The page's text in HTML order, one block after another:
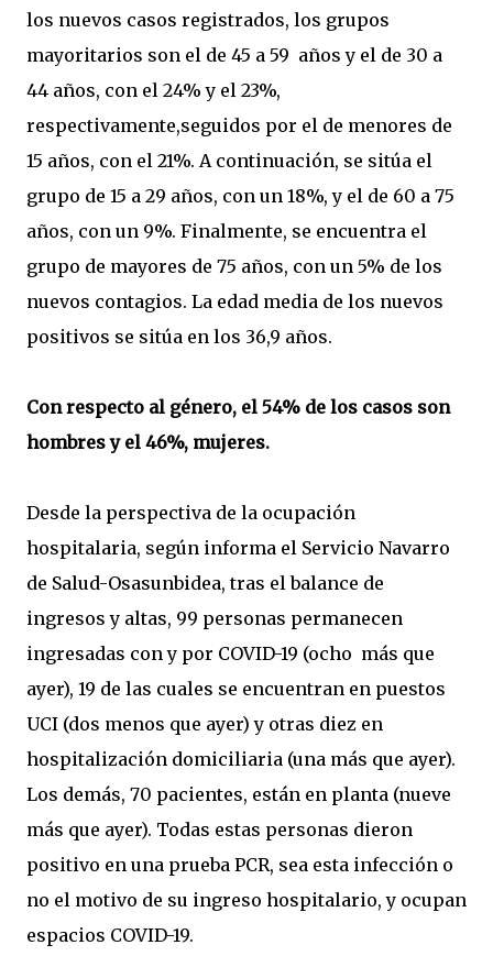
los nuevos casos registrados, los grupos
mayoritarios son el de 45 a 59 años y el de 30 a
44 años, con el 24% y el 23%,
respectivamente,seguidos por el de menores de
15 años, con el 21%. A continuación, se sitúa el
grupo de 15 a 29 años, con un 18%, y el de 60 a 75
años, con un 9%. Finalmente, se encuentra el
grupo de mayores de 75 años, con un 5% de los
nuevos contagios. La edad media de los nuevos
positivos se sitúa en los 36,9 años.
Con respecto al género, el 54% de los casos son
hombres y el 46%, mujeres.
Desde la perspectiva de la ocupación
hospitalaria, según informa el Servicio Navarro
de Salud-Osasunbidea, tras el balance de
ingresos y altas, 99 personas permanecen
ingresadas con y por COVID-19 (ocho más que
ayer), 19 de las cuales se encuentran en puestos
UCI (dos menos que ayer) y otras diez en
hospitalización domiciliaria (una más que ayer).
Los demás, 70 pacientes, están en planta (nueve
más que ayer). Todas estas personas dieron
positivo en una prueba PCR, sea esta infección o
no el motivo de su ingreso hospitalario, y ocupan
espacios COVID-19.